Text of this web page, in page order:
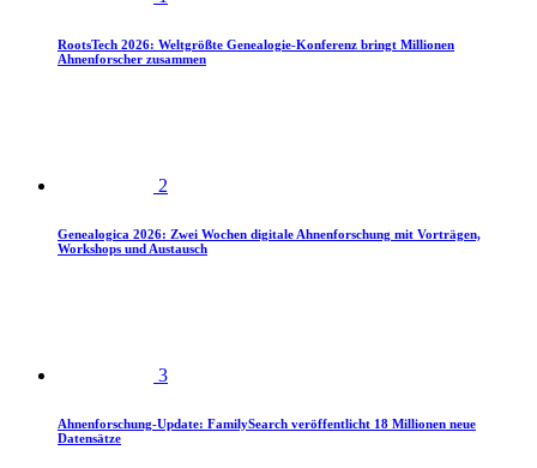
RootsTech 2026: Weltgrößte Genealogie-Konferenz bringt Millionen
Ahnenforscher zusammen
2
Genealogica 2026: Zwei Wochen digitale Ahnenforschung mit Vorträgen,
Workshops und Austausch
3
Ahnenforschung-Update: FamilySearch veröffentlicht 18 Millionen neue
Datensätze